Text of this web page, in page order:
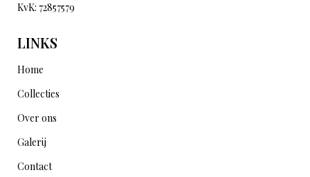
KvK: 72857579
LINKS
Home
Collecties
Over ons
Galerij
Contact